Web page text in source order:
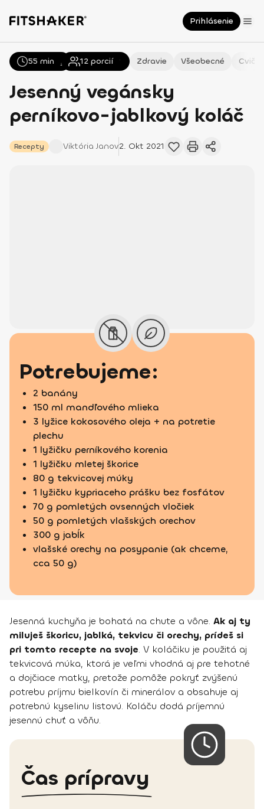
Prihlásenie
Všetky Recepty Zdravie Všeobecné
Jesenný vegánsky
perníkovo-jablkový koláč
Recepty Viktória Janov2. Okt 2021
55 min 12 porcií
Potrebujeme:
2 banány
150 ml mandľového mlieka
3 lyžice kokosového oleja + na potretie
plechu
1 lyžičku perníkového korenia
1 lyžičku mletej škorice
80 g tekvicovej múky
1 lyžičku kypriaceho prášku bez fosfátov
70 g pomletých ovsenných vločiek
50 g pomletých vlašských orechov
300 g jabĺk
vlašské orechy na posypanie (ak chceme,
cca 50 g)
Jesenná kuchyňa je bohatá na chute a vône. Ak aj ty
miluješ škoricu, jablká, tekvicu či orechy, prídeš si
pri tomto recepte na svoje. V koláčiku je použitá aj
tekvicová múka, ktorá je veľmi vhodná aj pre tehotné
a dojčiace matky, pretože pomôže pokryť zvýšenú
potrebu príjmu bielkovín či minerálov a obsahuje aj
potrebnú kyselinu listovú. Koláču dodá príjemnú
jesennú chuť a vôňu.
Čas prípravy